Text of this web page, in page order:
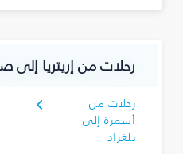
رحلات من إريتريا إلى
رحلات من
أسمرة إلى
بلغراد